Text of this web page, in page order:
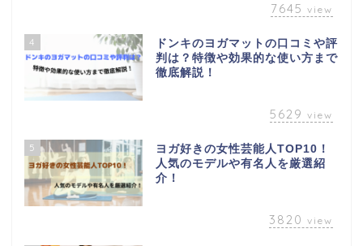
7645 view
4
ドンキのヨガマットの口コミや評
判は？特徴や効果的な使い方まで
徹底解説！
5629 view
5
ヨガ好きの女性芸能人TOP10！
人気のモデルや有名人を厳選紹
介！
3820 view